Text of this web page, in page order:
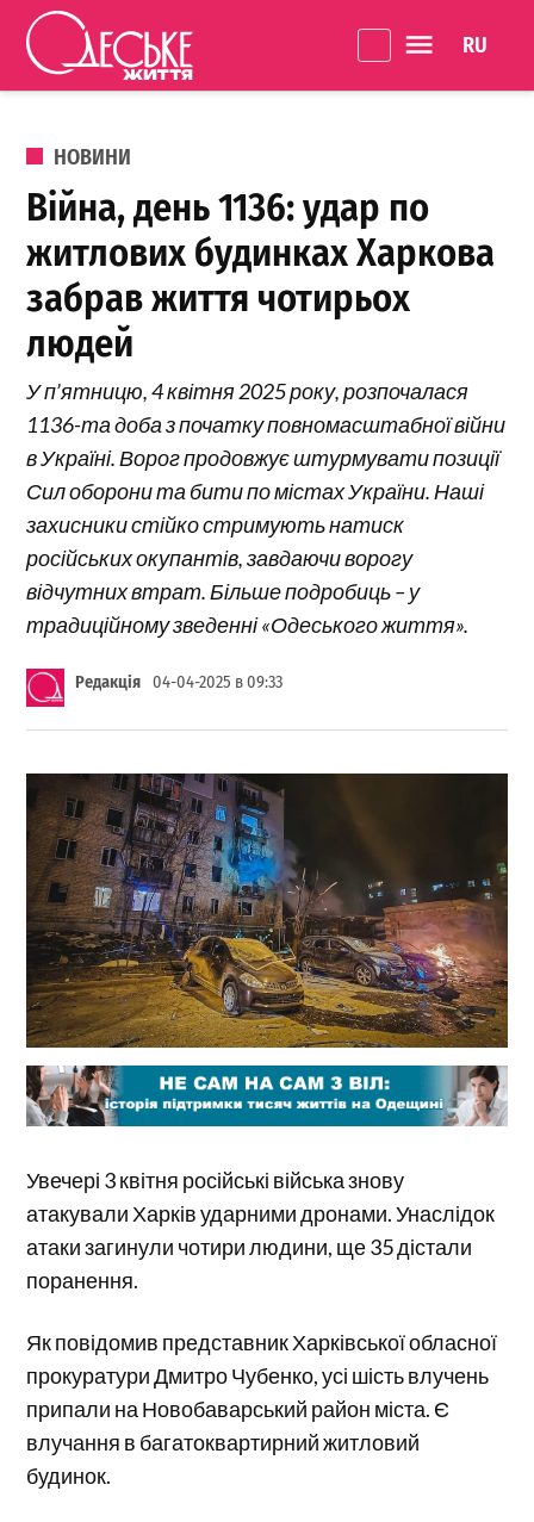
Перейти до вмісту
Життя
ОПУБЛІКОВАНО В
НОВИНИ
Війна, день 1136: удар по
житлових будинках Харкова
забрав життя чотирьох
людей
У п’ятницю, 4 квітня 2025 року, розпочалася
1136-та доба з початку повномасштабної війни
в Україні. Ворог продовжує штурмувати позиції
Сил оборони та бити по містах України. Наші
захисники стійко стримують натиск
російських окупантів, завдаючи ворогу
відчутних втрат. Більше подробиць – у
традиційному зведенні «Одеського життя».
Редакція 04-04-2025 в 09:33
Увечері 3 квітня російські війська знову
атакували Харків ударними дронами. Унаслідок
атаки загинули чотири людини, ще 35 дістали
поранення.
Як повідомив представник Харківської обласної
прокуратури Дмитро Чубенко, усі шість влучень
припали на Новобаварський район міста. Є
влучання в багатоквартирний житловий
будинок.